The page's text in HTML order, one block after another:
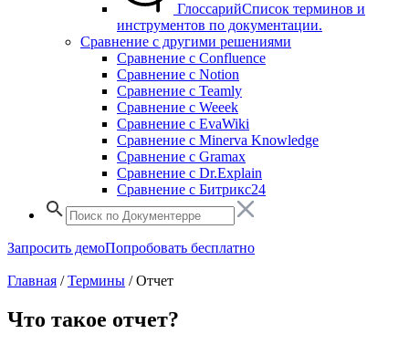
ГлоссарийСписок терминов и
инструментов по документации.
Сравнение с другими решениями
Сравнение с Confluence
Сравнение с Notion
Сравнение с Teamly
Сравнение с Weeek
Сравнение с EvaWiki
Сравнение с Minerva Knowledge
Сравнение с Gramax
Сравнение с Dr.Explain
Сравнение с Битрикс24
Запросить демоПопробовать бесплатно
Главная /Термины /Отчет
Что такое отчет?